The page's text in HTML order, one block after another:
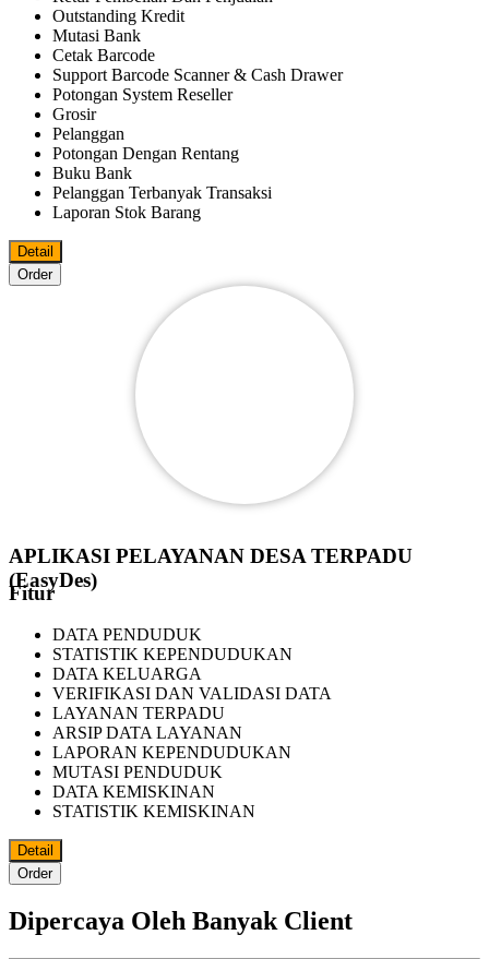
Outstanding Kredit
Mutasi Bank
Cetak Barcode
Support Barcode Scanner & Cash Drawer
Potongan System Reseller
Grosir
Pelanggan
Potongan Dengan Rentang
Buku Bank
Pelanggan Terbanyak Transaksi
Laporan Stok Barang
Detail
Order
APLIKASI PELAYANAN DESA TERPADU
(EasyDes)
Fitur
DATA PENDUDUK
STATISTIK KEPENDUDUKAN
DATA KELUARGA
VERIFIKASI DAN VALIDASI DATA
LAYANAN TERPADU
ARSIP DATA LAYANAN
LAPORAN KEPENDUDUKAN
MUTASI PENDUDUK
DATA KEMISKINAN
STATISTIK KEMISKINAN
Detail
Order
Dipercaya Oleh Banyak Client